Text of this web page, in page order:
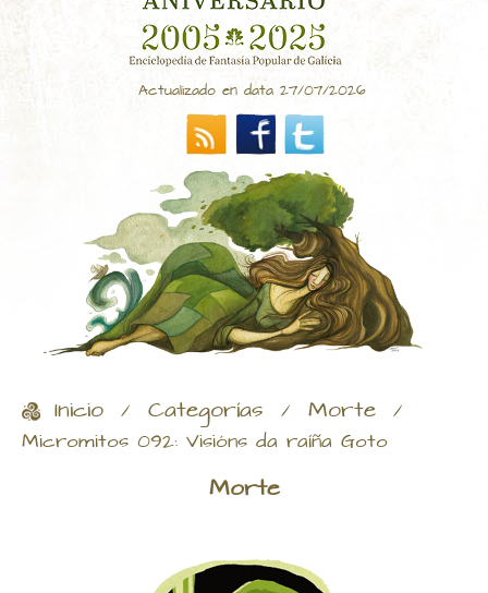
Actualizado en data 27/07/2026
Inicio / Categorías / Morte /
Micromitos 092: Visións da raíña Goto
Morte